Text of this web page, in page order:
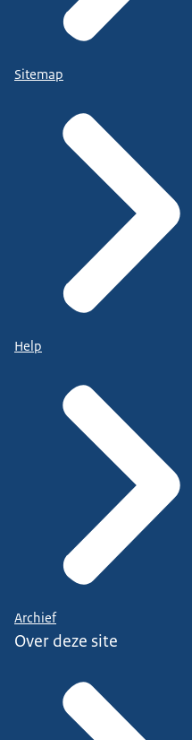
Sitemap
Help
Archief
Over deze site